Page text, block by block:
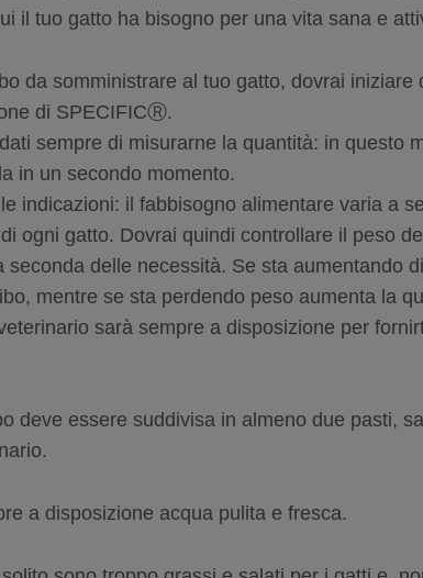
il tuo gatto ha bisogno per una vita sana e
da somministrare al tuo gatto, dovrai iniziare
di SPECIFICⓇ.
sempre di misurarne la quantità: in questo
in un secondo momento.
indicazioni: il fabbisogno alimentare varia a
ogni gatto. Dovrai quindi controllare il peso
seconda delle necessità. Se sta aumentando
mentre se sta perdendo peso aumenta la
sarà sempre a disposizione per
deve essere suddivisa in almeno due pasti,
a disposizione acqua pulita e fresca.